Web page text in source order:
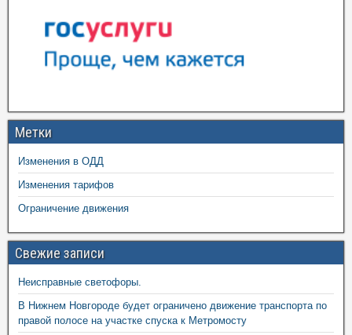
Метки
Изменения в ОДД
Изменения тарифов
Ограничение движения
Свежие записи
Неисправные светофоры.
В Нижнем Новгороде будет ограничено движение транспорта по
правой полосе на участке спуска к Метромосту